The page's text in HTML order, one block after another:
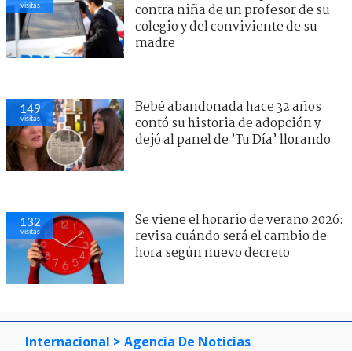
visitas
contra niña de un profesor de su
colegio y del conviviente de su
madre
149
visitas
Bebé abandonada hace 32 años
contó su historia de adopción y
dejó al panel de ’Tu Día’ llorando
132
visitas
Se viene el horario de verano 2026:
revisa cuándo será el cambio de
hora según nuevo decreto
Internacional > Agencia De Noticias